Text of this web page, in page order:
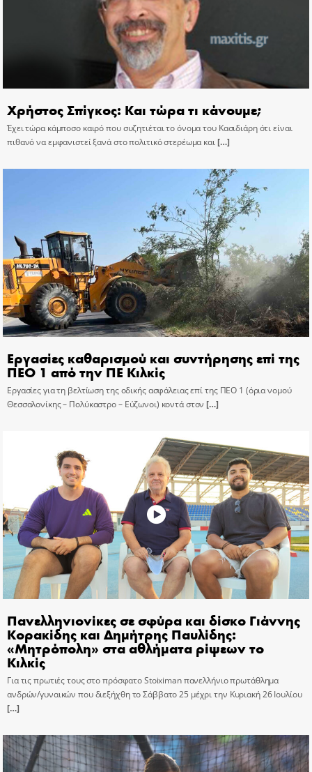
Χρήστος Σπίγκος: Και τώρα τι κάνουμε;
Έχει τώρα κάμποσο καιρό που συζητιέται το όνομα του Κασιδιάρη ότι είναι
πιθανό να εμφανιστεί ξανά στο πολιτικό στερέωμα και[…]
Εργασίες καθαρισμού και συντήρησης επί της
ΠΕΟ 1 από την ΠΕ Κιλκίς
Εργασίες για τη βελτίωση της οδικής ασφάλειας επί της ΠΕΟ 1 (όρια νομού
Θεσσαλονίκης – Πολύκαστρο – Εύζωνοι) κοντά στον […]
Πανελληνιονίκες σε σφύρα και δίσκο Γιάννης
Κορακίδης και Δημήτρης Παυλίδης:
«Μητρόπολη» στα αθλήματα ρίψεων το
Κιλκίς
Για τις πρωτιές τους στο πρόσφατο Stoiximan πανελλήνιο πρωτάθλημα
ανδρών/γυναικών που διεξήχθη το Σάββατο 25 μέχρι την Κυριακή 26 Ιουλίου
[…]